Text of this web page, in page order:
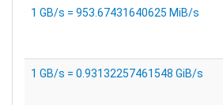
1 GB/s = 953.67431640625 MiB/s
1 GB/s = 0.93132257461548 GiB/s